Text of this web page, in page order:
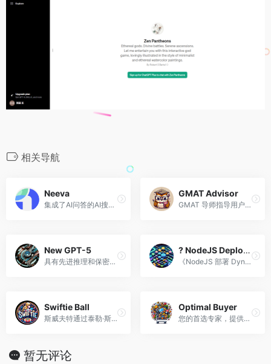
相关导航
Neeva
集成了AI问答的AI搜索引擎
GMAT Advisor
GMAT 导师指导用户取得 700 分以上的分数。模型使用世界领先导师的私人信息进行训练。
New GPT-5
具有先进推理和保密性的高级人工智能。
? NodeJS Deployment Dynamo
《NodeJS 部署 Dynamo》是您掌握 Node.js 中 CI/CD 管道的终极指南！?️? 学习构建零停机部署策略并自动化您的工作流程以实现最高效率。??
Swiftie Ball
斯威夫特通过泰勒·斯威夫特类比学习足球的指南。
Optimal Buyer
您的首选专家，提供精明的购物见解。
暂无评论